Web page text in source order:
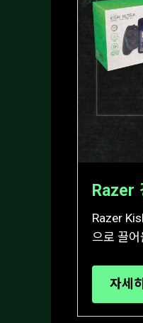
Razer
Razer
으로 끌
자세